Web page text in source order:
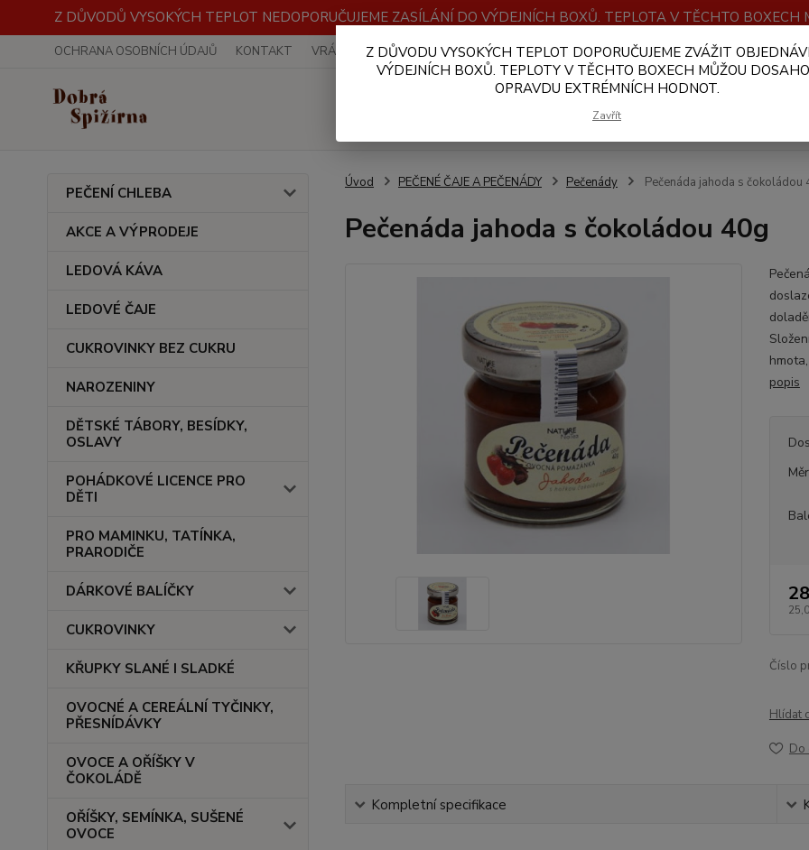
Z DŮVODŮ VYSOKÝCH TEPLOT NEDOPORUČUJEME ZASÍLÁNÍ DO VÝDEJNÍCH BOXŮ. TEPLOTA V TĚCHTO
OCHRANA OSOBNÍCH ÚDAJŮ KONTAKT VRÁCENÍ ZBOŽÍ OBCHODNÍ PODMÍNKY PLATBA A DOPRAVA VELKOOBCHOD
Hledat
PEČENÍ CHLEBA
AKCE A VÝPRODEJE
LEDOVÁ KÁVA
LEDOVÉ ČAJE
CUKROVINKY BEZ CUKRU
NAROZENINY
DĚTSKÉ TÁBORY, BESÍDKY,
OSLAVY
POHÁDKOVÉ LICENCE PRO
DĚTI
PRO MAMINKU, TATÍNKA,
PRARODIČE
DÁRKOVÉ BALÍČKY
CUKROVINKY
KŘUPKY SLANÉ I SLADKÉ
OVOCNÉ A CEREÁLNÍ TYČINKY,
PŘESNÍDÁVKY
OVOCE A OŘÍŠKY V
ČOKOLÁDĚ
OŘÍŠKY, SEMÍNKA, SUŠENÉ
OVOCE
Úvod PEČENÉ ČAJE A PEČENÁDY Pečenády Pečenáda jahoda s čokoládou
Pečenáda jahoda s čokoládou 40g
popis
Číslo
Hlídat
Do
Kompletní specifikace
Z DŮVODU VYSOKÝCH TEPLOT DOPORUČUJEME ZVÁŽIT
VÝDEJNÍCH BOXŮ. TEPLOTY V TĚCHTO BOXECH MŮŽOU
OPRAVDU EXTRÉMNÍCH HODNOT.
Zavřít